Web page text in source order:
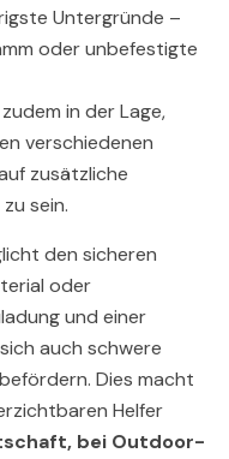
Untergründe –
oder unbefestigte
in der Lage,
verschiedenen
zusätzliche
sein.
den sicheren
oder
und einer
auch schwere
Dies macht
Helfer
bei Outdoor-